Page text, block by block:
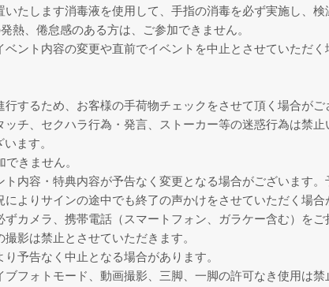
たします消毒液を使用して、手指の消毒を必ず実施し、
熱、倦怠感のある方は、ご参加できません。
ント内容の変更や直前でイベントを中止とさせていただく
するため、お客様の手荷物チェックをさせて頂く場合が
チ、セクハラ行為・発言、ストーカー等の迷惑行為は禁
ます。
きません。
内容・特典内容が予告なく変更となる場合がございます。
よりサインの途中でも終了の声かけをさせていただく場合
カメラ、携帯電話（スマートフォン、ガラケー含む）をご
影は禁止とさせていただきます。
予告なく中止となる場合があります。
フォトモード、動画撮影、三脚、一脚の許可なき使用は禁